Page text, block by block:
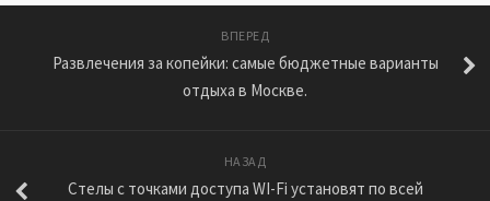
ВПЕРЕД
Развлечения за копейки: самые бюджетные варианты
отдыха в Москве.
НАЗАД
Стелы с точками доступа WI-Fi установят по всей